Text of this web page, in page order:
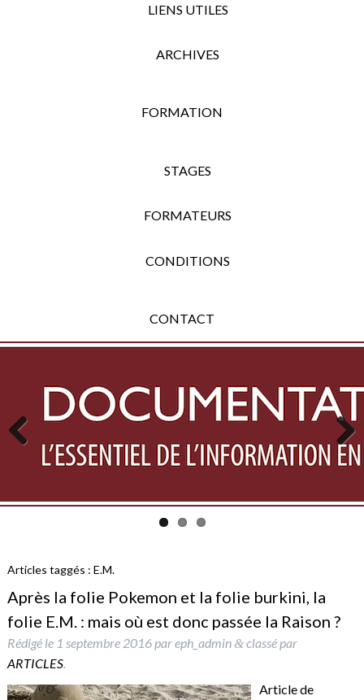
LIENS UTILES
ARCHIVES
FORMATION
STAGES
FORMATEURS
CONDITIONS
CONTACT
Previous Next
Articles taggés : E.M.
Après la folie Pokemon et la folie burkini, la
folie E.M. : mais où est donc passée la Raison ?
Rédigé le 1 septembre 2016pareph_admin &classé par
ARTICLES.
Article de